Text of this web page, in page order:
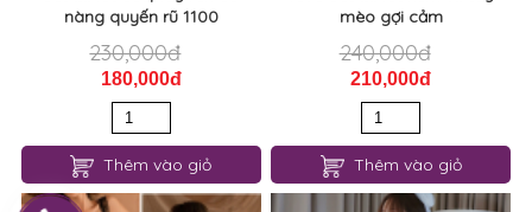
nàng quyến rũ 1100
230,000đ
180,000đ
Thêm vào giỏ
mèo gợi cảm
240,000đ
210,000đ
Thêm vào giỏ